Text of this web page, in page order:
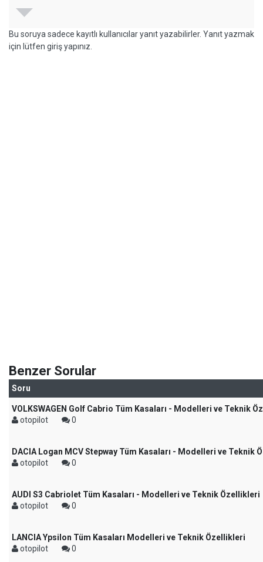
Bu soruya sadece kayıtlı kullanıcılar yanıt yazabilirler. Yanıt yazmak
için lütfen giriş yapınız.
Benzer Sorular
Soru
VOLKSWAGEN Golf Cabrio Tüm Kasaları - Modelleri ve Teknik
otopilot
0
DACIA Logan MCV Stepway Tüm Kasaları - Modelleri ve Teknik
otopilot
0
AUDI S3 Cabriolet Tüm Kasaları - Modelleri ve Teknik Özellikleri
otopilot
0
LANCIA Ypsilon Tüm Kasaları Modelleri ve Teknik Özellikleri
otopilot
0